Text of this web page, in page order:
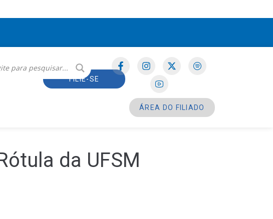
FILIE-SE
ÁREA DO FILIADO
da UFSM